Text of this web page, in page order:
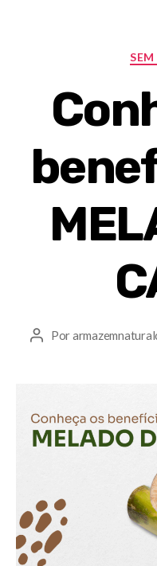
Por